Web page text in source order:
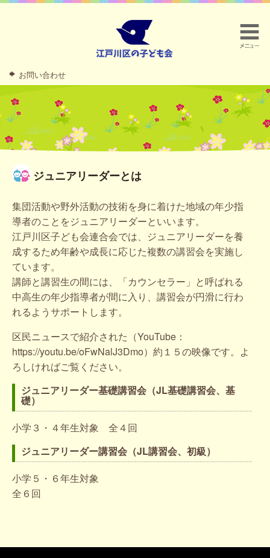
お問い合わせ
ジュニアリーダーとは
集団活動や野外活動の技術を身に着けた地域の年少指
導者のことをジュニアリーダーといいます。
江戸川区子ども会連合会では、ジュニアリーダーを養
成するため年齢や成長に応じた複数の講習会を実施し
ています。
講師と講習生の間には、「カウンセラー」と呼ばれる
中高生の年少指導者が間に入り、講習会が円滑に行わ
れるようサポートします。
区民ニュースで紹介された（YouTube：
https://youtu.be/oFwNalJ3Dmo）約１５の映像です。よ
ろしければご覧ください。
ジュニアリーダー基礎講習会（JL基礎講習会、基
礎）
小学３・４年生対象 全４回
ジュニアリーダー講習会（JL講習会、初級）
小学５・６年生対象
全６回